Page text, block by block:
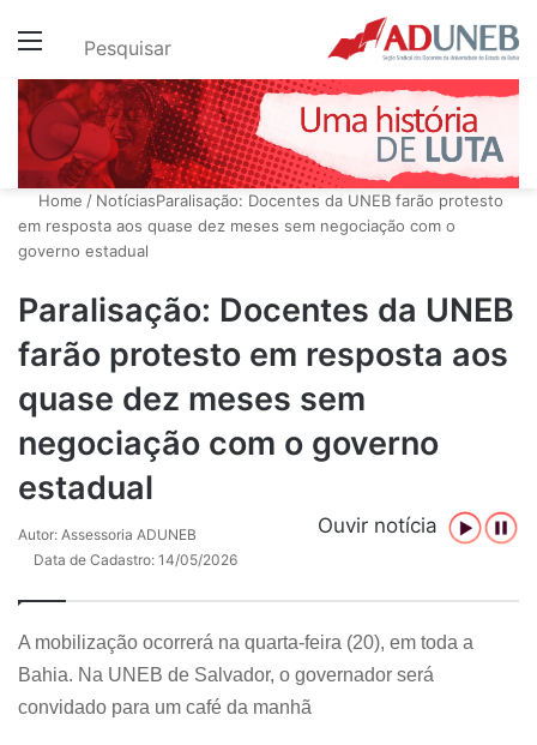
Menu Pesquisar
Home / NotíciasParalisação: Docentes da UNEB farão protesto
em resposta aos quase dez meses sem negociação com o
governo estadual
Paralisação: Docentes da UNEB
farão protesto em resposta aos
quase dez meses sem
negociação com o governo
estadual
Ouvir notícia
Autor: Assessoria ADUNEB
Data de Cadastro: 14/05/2026
A mobilização ocorrerá na quarta-feira (20), em toda a
Bahia. Na UNEB de Salvador, o governador será
convidado para um café da manhã